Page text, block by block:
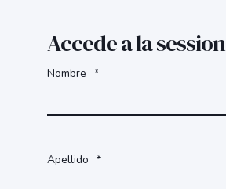
Accede a la session
Nombre *
Apellido *